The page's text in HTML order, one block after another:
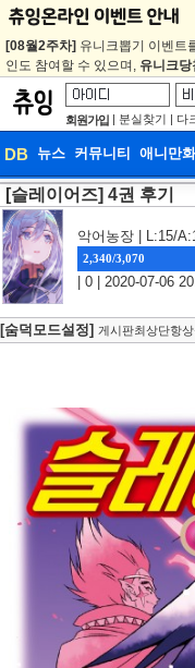
[08월2주차] 유니크뽑기 이벤트
인도 참여할 수 있으며, 유니크당
회원가입 | 분실찾기 | 다
DB 뉴스 커뮤니티 애니만화
DB
웹툰 이미
[슬레이어즈] 4권 후기
악어농장 | L:15/
2,340/3,070
| 0 | 2020-07-06
[숨덕모드설정] 게시판최상단항